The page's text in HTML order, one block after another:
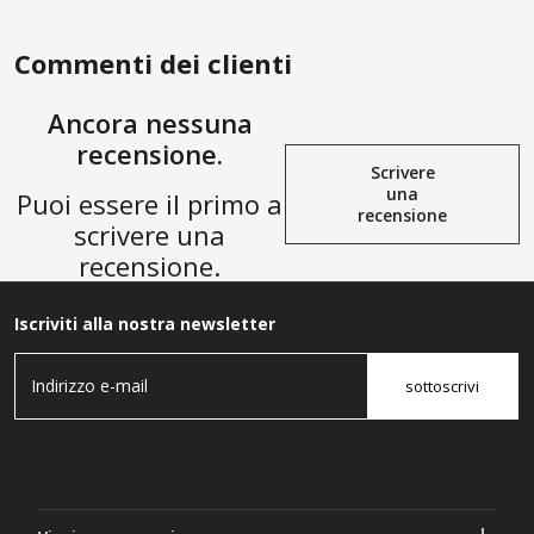
Commenti dei clienti
Ancora nessuna
recensione.
Puoi essere il primo a
scrivere una
recensione.
Scrivere
una
recensione
Iscriviti alla nostra newsletter
sottoscrivi